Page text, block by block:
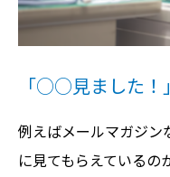
「○○見ました！
例えばメールマガジン
に見てもらえているの